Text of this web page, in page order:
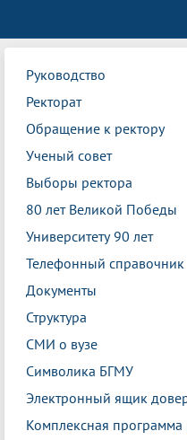
Руководство
Ректорат
Обращение к ректору
Ученый совет
Выборы ректора
80 лет Великой Победы
Университету 90 лет
Телефонный справочник
Документы
Структура
СМИ о вузе
Символика БГМУ
Электронный ящик
Комплексная